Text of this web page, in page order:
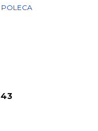
POLECA
43